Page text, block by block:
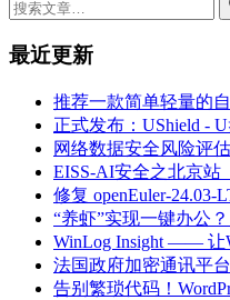
最近更新
推荐一款简单轻量的
正式发布：UShield -
网络数据安全风险评
EISS-AI安全之北京站
修复 openEuler-24.03-
“养虾”实现一键办公
WinLog Insight —— 让
法国政府加密通讯平
告别繁琐代码！